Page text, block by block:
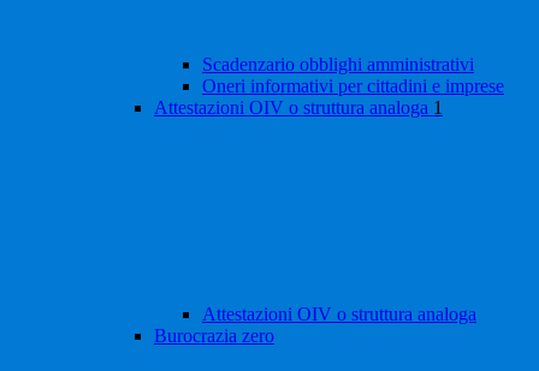
Scadenzario obblighi amministrativi
Oneri informativi per cittadini e imprese
Attestazioni OIV o struttura analoga 1
Attestazioni OIV o struttura analoga
Burocrazia zero